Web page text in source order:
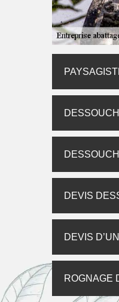
DEVIS
DEVIS
ROGNAGE